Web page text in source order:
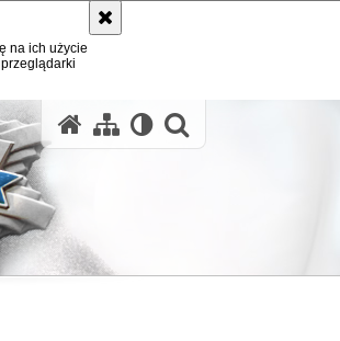
na ich użycie